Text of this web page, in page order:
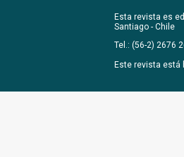
Esta revista es
Santiago - Chile
Tel.: (56-2) 2676
Este revista está